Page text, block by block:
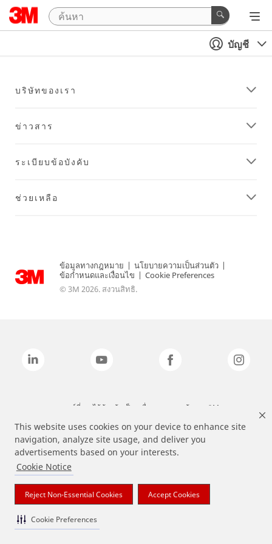
This website uses cookies on your device to enhance site
navigation, analyze site usage, and deliver you
advertisements based on your interests.
Cookie Notice
Reject Non-Essential Cookies Accept Cookies
Cookie Preferences
บัญชี
บริษัทของเรา
ข่าวสาร
ระเบียบข้อบังคับ
ช่วยเหลือ
ข้อมูลทางกฎหมาย | นโยบายความเป็นส่วนตัว |
ข้อกำหนดและเงื่อนไข | Cookie Preferences
© 3M 2026. สงวนสิทธิ.
แบรนด์ที่ระบุไว้ข้างต้นเป็นเครื่องหมายการค้าของ 3M